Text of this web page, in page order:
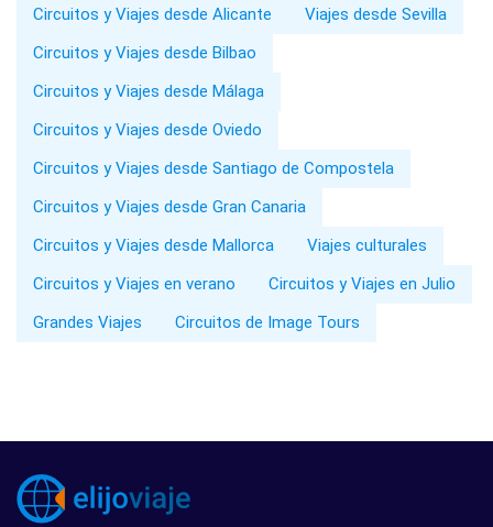
Circuitos y Viajes desde Alicante
Viajes desde Sevilla
Circuitos y Viajes desde Bilbao
Circuitos y Viajes desde Málaga
Circuitos y Viajes desde Oviedo
Circuitos y Viajes desde Santiago de Compostela
Circuitos y Viajes desde Gran Canaria
Circuitos y Viajes desde Mallorca
Viajes culturales
Circuitos y Viajes en verano
Circuitos y Viajes en Julio
Grandes Viajes
Circuitos de Image Tours